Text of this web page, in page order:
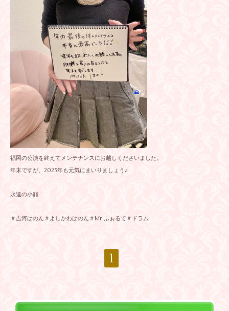
福岡の公演を終えてメンテナンスにお越しくださいました。
年末ですが、2025年も元気にまいりましょう♪
永遠の小顔
＃吉河はのん＃よしかわはのん＃Mr.ふぉるて＃ドラム
1